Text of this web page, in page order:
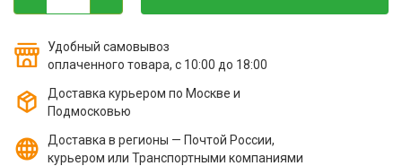
Удобный самовывоз
оплаченного товара, с 10:00 до 18:00
Доставка курьером по Москве и
Подмосковью
Доставка в регионы — Почтой России,
курьером или Транспортными компаниями